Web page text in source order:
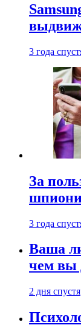
3 года
За
3 года
Ваша
чем вы
2 дня спустя